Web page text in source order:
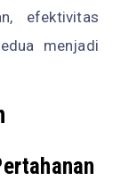
efektivitas
menjadi